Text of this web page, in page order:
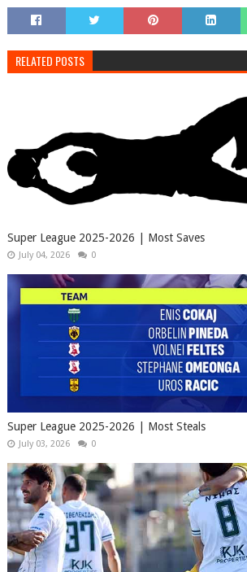
RELATED POSTS
Super League 2025-2026 | Most Saves
July 04, 2026 0
Super League 2025-2026 | Most Steals
July 03, 2026 0